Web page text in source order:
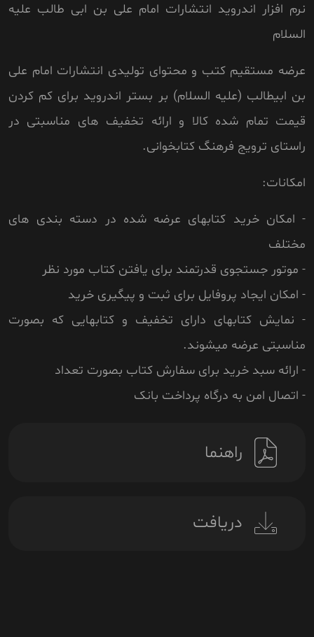
نرم افزار اندروید انتشارات امام علی بن ابی طالب علیه
السلام
عرضه مستقیم کتب و محتوای تولیدی انتشارات امام علی
بن ابیطالب (علیه السلام) بر بستر اندروید برای کم کردن
قیمت تمام شده کالا و ارائه تخفیف های مناسبتی در
راستای ترویج فرهنگ کتابخوانی.
امکانات:
- امکان خرید کتابهای عرضه شده در دسته بندی های
مختلف
- موتور جستجوی قدرتمند برای یافتن کتاب مورد نظر
- امکان ایجاد پروفایل برای ثبت و پیگیری خرید
- نمایش کتابهای دارای تخفیف و کتابهایی که بصورت
مناسبتی عرضه میشوند.
- ارائه سبد خرید برای سفارش کتاب بصورت تعداد
- اتصال امن به درگاه پرداخت بانک
راهنما
دریافت